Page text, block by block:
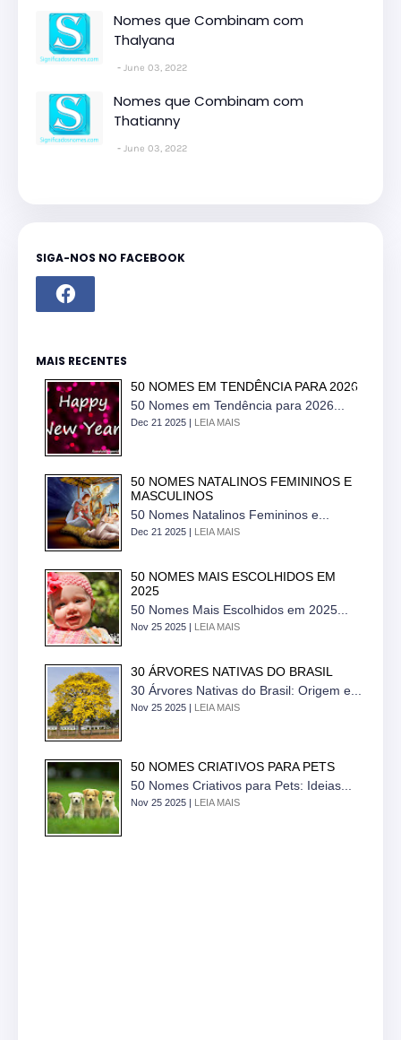
Nomes que Combinam com
Thalyana
June 03, 2022
Nomes que Combinam com
Thatianny
June 03, 2022
SIGA-NOS NO FACEBOOK
MAIS RECENTES
50 NOMES EM TENDÊNCIA PARA 2026
50 Nomes em Tendência para 2026...
Dec 21 2025 | LEIA MAIS
50 NOMES NATALINOS FEMININOS E
MASCULINOS
50 Nomes Natalinos Femininos e...
Dec 21 2025 | LEIA MAIS
50 NOMES MAIS ESCOLHIDOS EM
2025
50 Nomes Mais Escolhidos em 2025...
Nov 25 2025 | LEIA MAIS
30 ÁRVORES NATIVAS DO BRASIL
30 Árvores Nativas do Brasil: Origem e...
Nov 25 2025 | LEIA MAIS
50 NOMES CRIATIVOS PARA PETS
50 Nomes Criativos para Pets: Ideias...
Nov 25 2025 | LEIA MAIS